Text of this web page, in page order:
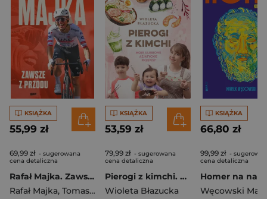
KSIĄŻKA
55,99 zł
69,99 zł - sugerowana
cena detaliczna
Rafał Majka. Zawsze z przodu. Rozmawia Tomasz Kalemba - książka z autografem
Rafał Majka, Tomasz Kalemba
KSIĄŻKA
53,59 zł
79,99 zł - sugerowana
cena detaliczna
Pierogi z kimchi. Moje ulubione azjatyckie przepisy
Wioleta Błazucka
KSIĄŻKA
66,80 zł
99,99 zł -
cena detaliczna
Węcowski